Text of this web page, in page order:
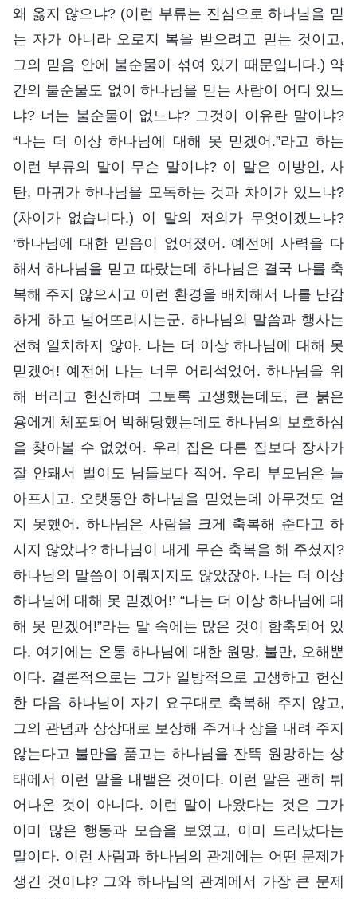
왜 옳지 않으냐? (이런 부류는 진심으로 하나님을 믿
는 자가 아니라 오로지 복을 받으려고 믿는 것이고,
그의 믿음 안에 불순물이 섞여 있기 때문입니다.) 약
간의 불순물도 없이 하나님을 믿는 사람이 어디 있느
냐? 너는 불순물이 없느냐? 그것이 이유란 말이냐?
“나는 더 이상 하나님에 대해 못 믿겠어.”라고 하는
이런 부류의 말이 무슨 말이냐? 이 말은 이방인, 사
탄, 마귀가 하나님을 모독하는 것과 차이가 있느냐?
(차이가 없습니다.) 이 말의 저의가 무엇이겠느냐?
‘하나님에 대한 믿음이 없어졌어. 예전에 사력을 다
해서 하나님을 믿고 따랐는데 하나님은 결국 나를 축
복해 주지 않으시고 이런 환경을 배치해서 나를 난감
하게 하고 넘어뜨리시는군. 하나님의 말씀과 행사는
전혀 일치하지 않아. 나는 더 이상 하나님에 대해 못
믿겠어! 예전에 나는 너무 어리석었어. 하나님을 위
해 버리고 헌신하며 그토록 고생했는데도, 큰 붉은
용에게 체포되어 박해당했는데도 하나님의 보호하심
을 찾아볼 수 없었어. 우리 집은 다른 집보다 장사가
잘 안돼서 벌이도 남들보다 적어. 우리 부모님은 늘
아프시고. 오랫동안 하나님을 믿었는데 아무것도 얻
지 못했어. 하나님은 사람을 크게 축복해 준다고 하
시지 않았나? 하나님이 내게 무슨 축복을 해 주셨지?
하나님의 말씀이 이뤄지지도 않았잖아. 나는 더 이상
하나님에 대해 못 믿겠어!’ “나는 더 이상 하나님에 대
해 못 믿겠어!”라는 말 속에는 많은 것이 함축되어 있
다. 여기에는 온통 하나님에 대한 원망, 불만, 오해뿐
이다. 결론적으로는 그가 일방적으로 고생하고 헌신
한 다음 하나님이 자기 요구대로 축복해 주지 않고,
그의 관념과 상상대로 보상해 주거나 상을 내려 주지
않는다고 불만을 품고는 하나님을 잔뜩 원망하는 상
태에서 이런 말을 내뱉은 것이다. 이런 말은 괜히 튀
어나온 것이 아니다. 이런 말이 나왔다는 것은 그가
이미 많은 행동과 모습을 보였고, 이미 드러났다는
말이다. 이런 사람과 하나님의 관계에는 어떤 문제가
생긴 것이냐? 그와 하나님의 관계에서 가장 큰 문제